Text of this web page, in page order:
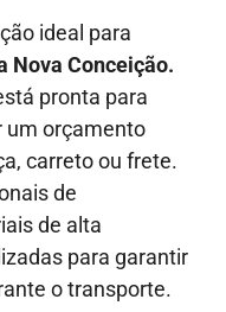
ideal para
Nova Conceição.
pronta para
um orçamento
carreto ou frete.
de
de alta
para garantir
o transporte.